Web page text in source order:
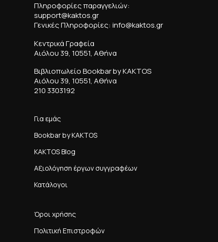
Πληροφορίες παραγγελιών:
support@kaktos.gr
Γενικές Πληροφορίες: info@kaktos.gr
Κεντρικά Γραφεία
Αιόλου 39, 10551, Αθήνα
Βιβλιοπωλείο Bookbar by KAKTOS
Αιόλου 39, 10551, Αθήνα
210 3303192
Για εμάς
Bookbar by KAKTOS
KAKTOS Blog
Αξιολόγηση έργων συγγραφέων
Κατάλογοι
Όροι χρήσης
Πολιτική Επιστροφών